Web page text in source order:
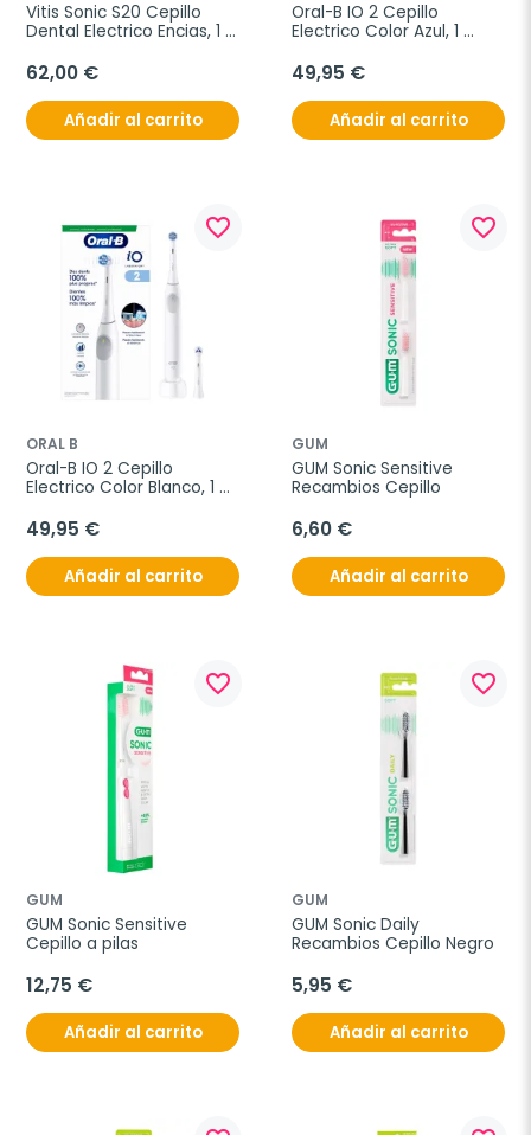
Vitis Sonic S20 Cepillo
Dental Electrico Encias, 1
62,00 €
Añadir al carrito
Oral-B IO 2 Cepillo
Electrico Color Azul, 1
49,95 €
Añadir al carrito
favorite_border
ORAL B
Oral-B IO 2 Cepillo
Electrico Color Blanco, 1
49,95 €
Añadir al carrito
favorite_border
GUM
GUM Sonic Sensitive
Recambios Cepillo
6,60 €
Añadir al carrito
favorite_border
GUM
GUM Sonic Sensitive
Cepillo a pilas
12,75 €
Añadir al carrito
favorite_border
GUM
GUM Sonic Daily
Recambios Cepillo Negro
5,95 €
Añadir al carrito